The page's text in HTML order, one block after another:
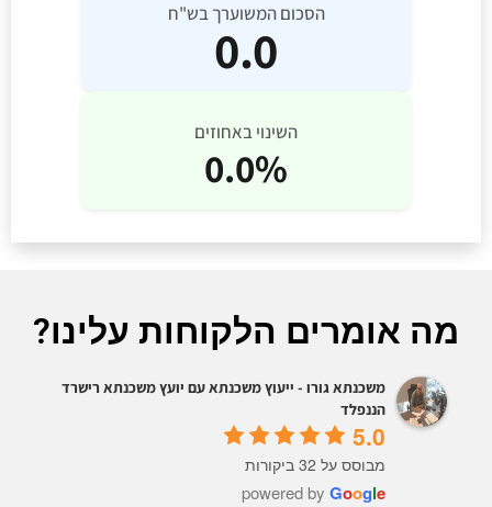
הסכום המשוערך בש"ח
0.0
השינוי באחוזים
0.0%
מה אומרים הלקוחות עלינו?
משכנתא גורו - ייעוץ משכנתא עם יועץ משכנתא רישרד
הננפלד
5.0
מבוסס על 32 ביקורות
powered by Google